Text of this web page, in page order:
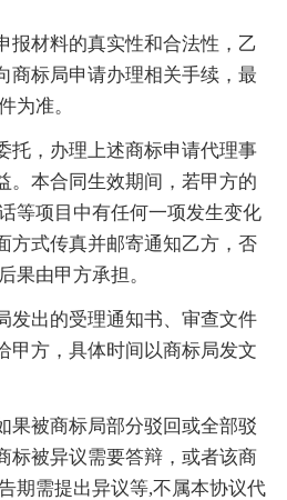
报材料的真实性和合法性，乙
商标局申请办理相关手续，最
为准。
托，办理上述商标申请代理事
。本合同生效期间，若甲方的
等项目中有任何一项发生变化
方式传真并邮寄通知乙方，否
果由甲方承担。
发出的受理通知书、审查文件
甲方，具体时间以商标局发文
果被商标局部分驳回或全部驳
标被异议需要答辩，或者该商
期需提出异议等,不属本协议代